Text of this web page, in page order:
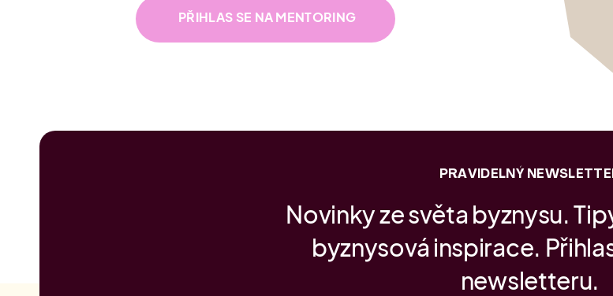
PŘIHLAS SE NA MENTORING
PRAVIDELNÝ
Novinky ze světa byznysu.
byznysová inspirace.
newsletteru.